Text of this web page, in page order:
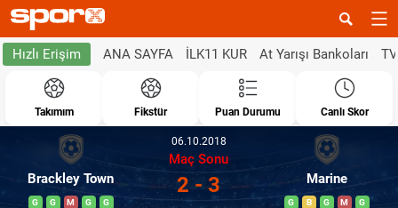
Hızlı Erişim ANA SAYFA İLK11 KUR At Yarışı Bankoları
Takımım Fikstür Puan Durumu Canlı Skor
Brackley Town
G G M G G
06.10.2018
Maç Sonu
2 - 3 Marine
G B G M G